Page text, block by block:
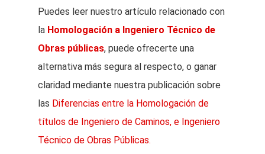
Puedes leer nuestro artículo relacionado con
la Homologación a Ingeniero Técnico de
Obras públicas, puede ofrecerte una
alternativa más segura al respecto, o ganar
claridad mediante nuestra publicación sobre
las Diferencias entre la Homologación de
títulos de Ingeniero de Caminos, e Ingeniero
Técnico de Obras Públicas.